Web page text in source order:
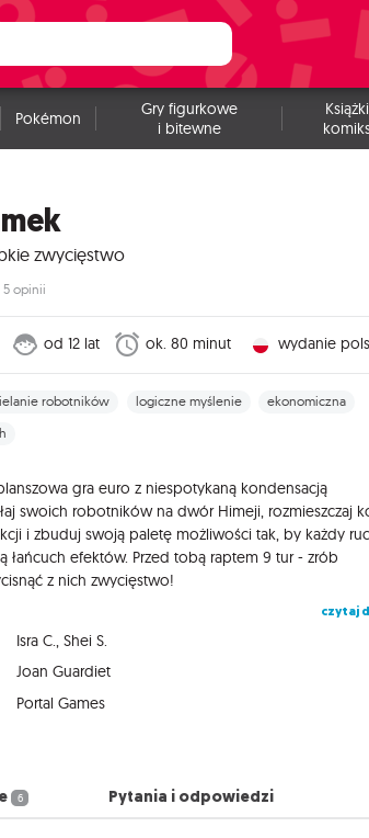
Pokémon
Gry figurkowe
i bitewne
zwycięstwo
5 opinii
od 12 lat ok. 80 minut wydanie
robotników logiczne myślenie ekonomiczna
gra euro z niespotykaną kondensacją
swoich robotników na dwór Himeji, rozmieszczaj
i zbuduj swoją paletę możliwości tak, by każdy
łańcuch efektów. Przed tobą raptem 9 tur - zrób
z nich zwycięstwo!
czytaj
Isra C.,Shei S.
Joan Guardiet
Portal Games
6 Pytania i odpowiedzi